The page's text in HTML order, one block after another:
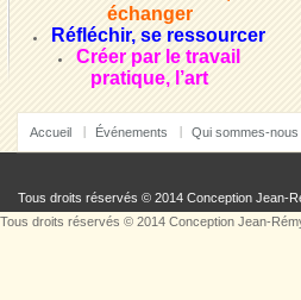
échanger
Réfléchir, se ressourcer
Créer par le travail
pratique, l’art
Accueil Événements Qui sommes-nous
Tous droits réservés © 2014 Conception Jean-
Tous droits réservés © 2014 Conception Jean-